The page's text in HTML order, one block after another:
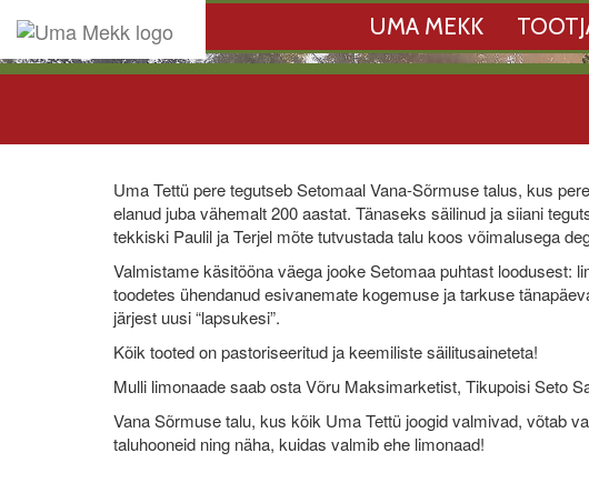
UMA MEKK
Uma Tettü pere tegutseb Setomaal Vana-Sõrmuse talus, kus
elanud juba vähemalt 200 aastat. Tänaseks säilinud ja siiani
tekkiski Paulil ja Terjel mõte tutvustada talu koos võimalusega
Valmistame käsitööna väega jooke Setomaa puhtast loodusest:
toodetes ühendanud esivanemate kogemuse ja tarkuse
järjest uusi “lapsukesi”.
Kõik tooted on pastoriseeritud ja keemiliste säilitusaineteta!
Mulli limonaade saab osta Võru Maksimarketist, Tikupoisi Seto
Vana Sõrmuse talu, kus kõik Uma Tettü joogid valmivad, võtab
taluhooneid ning näha, kuidas valmib ehe limonaad!